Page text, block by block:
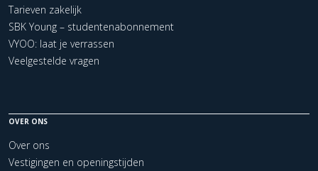
Tarieven zakelijk
SBK Young – studentenabonnement
VYOO: laat je verrassen
Veelgestelde vragen
OVER ONS
Over ons
Vestigingen en openingstijden